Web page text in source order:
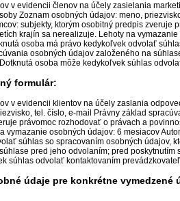
v evidencii členov na účely zasielania
Zoznam osobných údajov: meno,
subjekty, ktorým osobitný predpis zveruje
krajín sa nerealizuje. Lehoty na
osoba má právo kedykoľvek odvolať
osobných údajov založeného na
osoba môže kedykoľvek súhlas
formulár:
v evidencii klientov na účely zaslania
tel. číslo, e-mail Právny základ
právomoc rozhodovať o právach a
osobných údajov: 6 mesiacov
súhlas so spracovaním osobných údajov,
pred jeho odvolaním; pred poskytnutím
súhlas odvolať kontaktovaním
údaje pre konkrétne